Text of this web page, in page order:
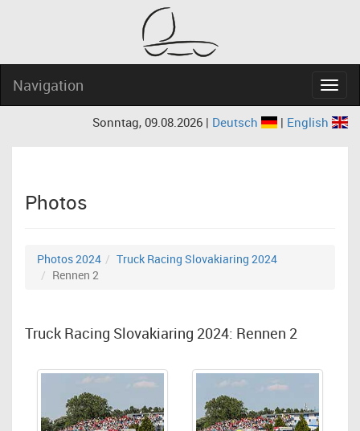
Navigation
Sonntag, 09.08.2026 | Deutsch | English
Photos
Photos 2024
Truck Racing Slovakiaring 2024
Rennen 2
Truck Racing Slovakiaring 2024: Rennen 2